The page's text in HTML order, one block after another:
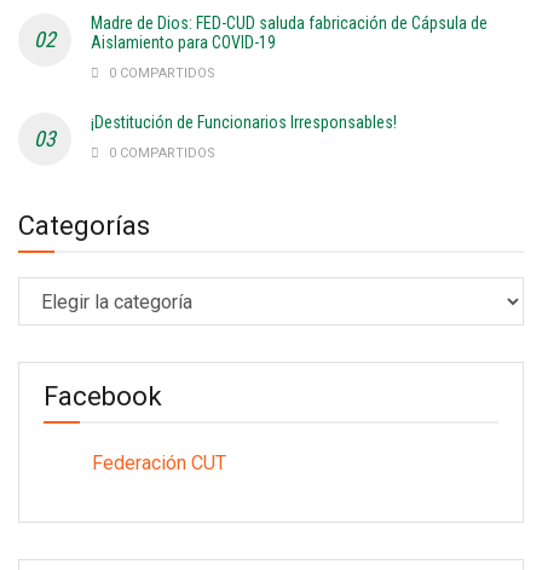
Madre de Dios: FED-CUD saluda fabricación de Cápsula de
Aislamiento para COVID-19
0 COMPARTIDOS
¡Destitución de Funcionarios Irresponsables!
0 COMPARTIDOS
Categorías
Categorías
Facebook
Federación CUT